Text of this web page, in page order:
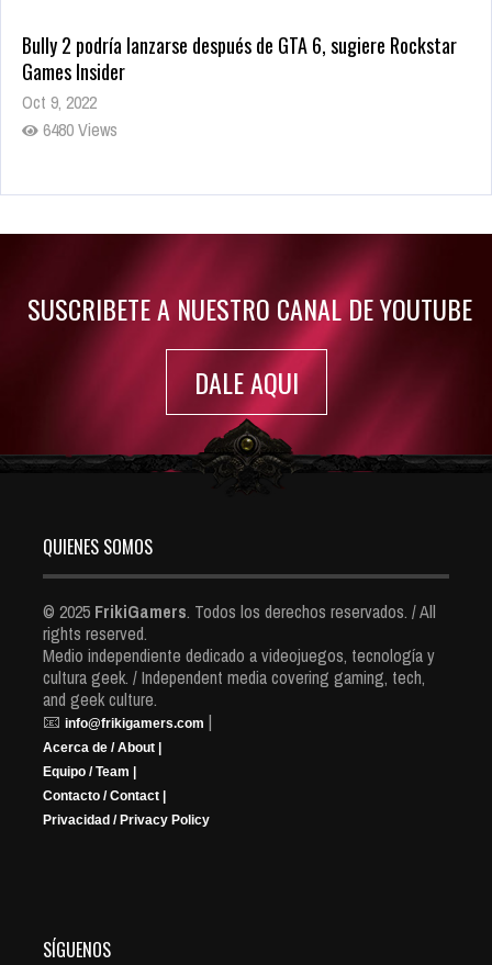
Bully 2 podría lanzarse después de GTA 6, sugiere Rockstar
Games Insider
Oct 9, 2022
6480 Views
Rumor: Se filtran los primeros detalles de Resident Evil 9
SUSCRIBETE A NUESTRO CANAL DE YOUTUBE
DALE AQUI
QUIENES SOMOS
© 2025 FrikiGamers. Todos los derechos reservados. / All
rights reserved.
Medio independiente dedicado a videojuegos, tecnología y
cultura geek. / Independent media covering gaming, tech,
and geek culture.
📧 info@frikigamers.com |
Acerca de / About |
Equipo / Team |
Contacto / Contact |
Privacidad / Privacy Policy
SÍGUENOS